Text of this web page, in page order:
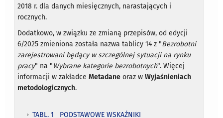
2018 r. dla danych miesięcznych, narastających i
rocznych.
Dodatkowo, w związku ze zmianą przepisów, od edycji
6/2025 zmieniona została nazwa tablicy 14 z "Bezrobotni
zarejestrowani będący w szczególnej sytuacji na rynku
pracy" na "Wybrane kategorie bezrobotnych". Więcej
informacji w zakładceMetadane oraz wWyjaśnieniach
metodologicznych.
TABL. 1 PODSTAWOWE WSKAŹNIKI